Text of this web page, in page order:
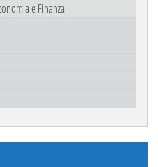
e Finanza